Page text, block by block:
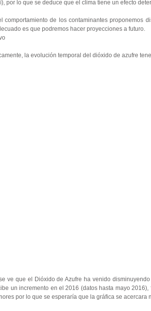
por lo que se deduce que el clima tiene un efecto
comportamiento de los contaminantes proponemos
es que podremos hacer proyecciones a futuro.
la evolución temporal del dióxido de azufre
ve que el Dióxido de Azufre ha venido
un incremento en el 2016 (datos hasta mayo
por lo que se esperaría que la gráfica se